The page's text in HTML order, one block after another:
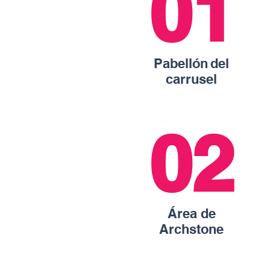
Pabellóndel
carrusel
02
Área de
Archstone